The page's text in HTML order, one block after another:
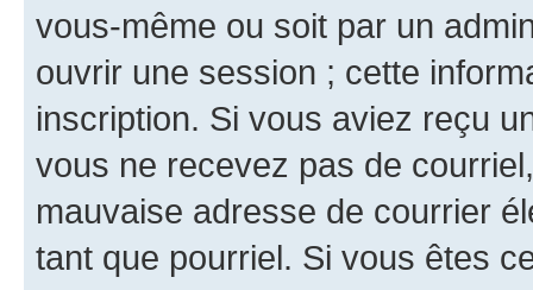
vous-même ou soit par un
ouvrir une session ; cette
inscription. Si vous aviez reçu
vous ne recevez pas de
mauvaise adresse de courrier
tant que pourriel. Si vous êtes